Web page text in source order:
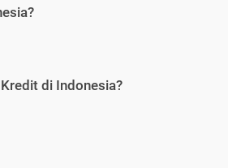
di Indonesia?